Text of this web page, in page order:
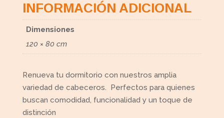
INFORMACIÓN ADICIONAL
Dimensiones
120 × 80 cm
Renueva tu dormitorio con nuestros amplia
variedad de cabeceros. Perfectos para quienes
buscan comodidad, funcionalidad y un toque de
distinción